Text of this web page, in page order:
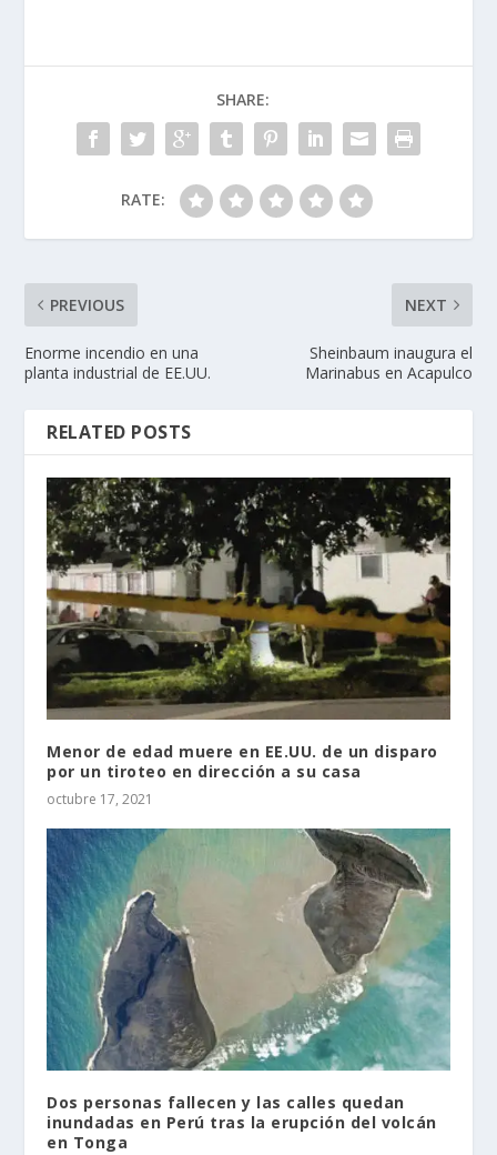
SHARE:
RATE:
PREVIOUS
Enorme incendio en una
planta industrial de EE.UU.
NEXT
Sheinbaum inaugura el
Marinabus en Acapulco
RELATED POSTS
Menor de edad muere en EE.UU. de un disparo
por un tiroteo en dirección a su casa
octubre 17, 2021
Dos personas fallecen y las calles quedan
inundadas en Perú tras la erupción del volcán
en Tonga